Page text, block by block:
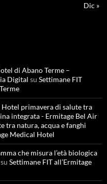
Dic »
di Abano Terme –
Digital su Settimane FIT
Hotel primavera di salute tra
integrata - Ermitage Bel Air
tra natura, acqua e fanghi
Medical Hotel
che misura l’età biologica
su Settimane FIT all’Ermitage